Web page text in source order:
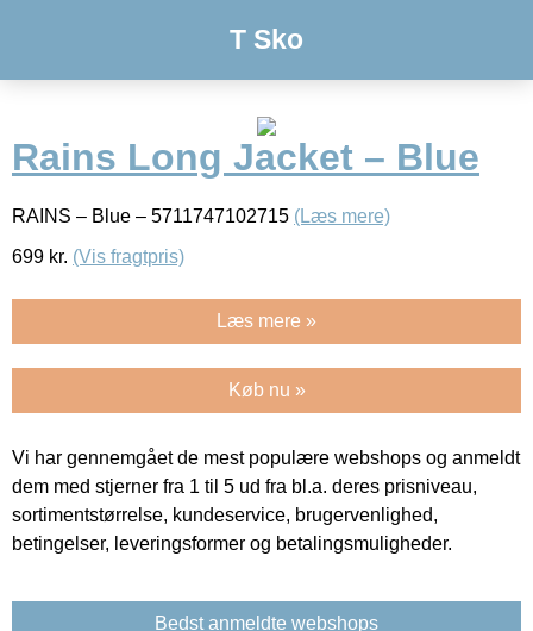
T Sko
Rains Long Jacket – Blue
RAINS – Blue – 5711747102715 (Læs mere)
699 kr. (Vis fragtpris)
Læs mere »
Køb nu »
Vi har gennemgået de mest populære webshops og anmeldt
dem med stjerner fra 1 til 5 ud fra bl.a. deres prisniveau,
sortimentstørrelse, kundeservice, brugervenlighed,
betingelser, leveringsformer og betalingsmuligheder.
Bedst anmeldte webshops